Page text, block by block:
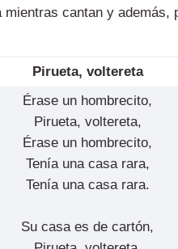
cantan y además,
Pirueta, voltereta
Érase un hombrecito,
Pirueta, voltereta,
Érase un hombrecito,
Tenía una casa rara,
Tenía una casa rara.
Su casa es de cartón,